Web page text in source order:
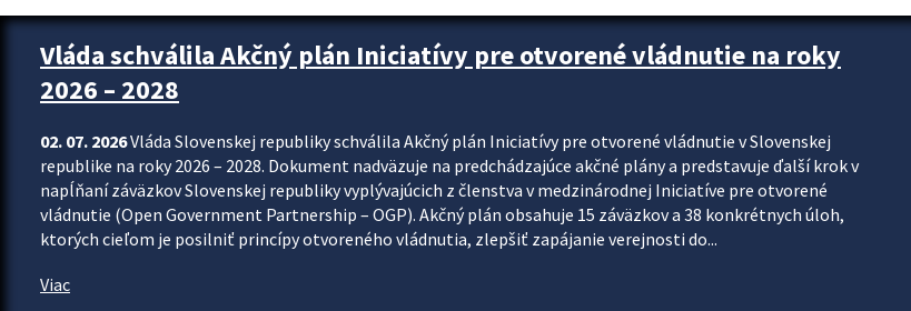
Zastavit automatický posun upútavok
Vláda schválila Akčný plán Iniciatívy pre otvorené vládnutie na roky
2026 – 2028
02. 07. 2026Vláda Slovenskej republiky schválila Akčný plán Iniciatívy pre otvorené vládnutie v Slovenskej
republike na roky 2026 – 2028. Dokument nadväzuje na predchádzajúce akčné plány a predstavuje ďalší krok v
napĺňaní záväzkov Slovenskej republiky vyplývajúcich z členstva v medzinárodnej Iniciatíve pre otvorené
vládnutie (Open Government Partnership – OGP). Akčný plán obsahuje 15 záväzkov a 38 konkrétnych úloh,
ktorých cieľom je posilniť princípy otvoreného vládnutia, zlepšiť zapájanie verejnosti do...
Viac